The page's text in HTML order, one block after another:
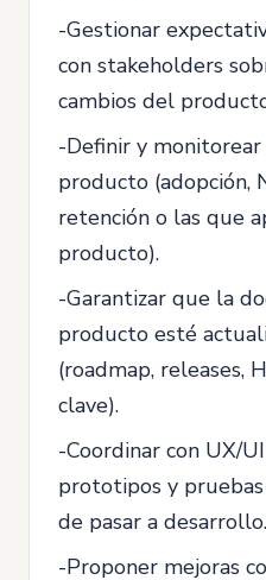
-Gestionar
con stakeholders
cambios del
-Definir y
producto (adopción,
retención o las que
producto).
-Garantizar que la
producto esté
(roadmap, releases,
clave).
-Coordinar con UX/
prototipos y
de pasar a desarrollo.
-Proponer mejoras